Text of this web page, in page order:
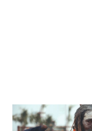
à
mes
favoris